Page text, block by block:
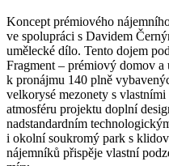
Koncept prémiového
ve spolupráci s Davidem
umělecké dílo. Tento dojem
Fragment – prémiový domov
k pronájmu 140 plně
velkorysé mezonety s
atmosféru projektu doplní
nadstandardním
i okolní soukromý park s
nájemníků přispěje vlastní